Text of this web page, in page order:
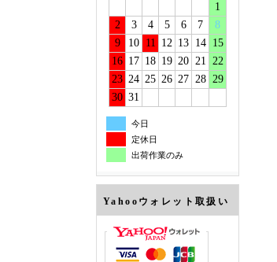
1
2
3 4 5 6 7
8
9
10 11 12 13 14
15
16 17 18 19 20 21 22
23 24 25 26 27 28 29
30 31
今日
定休日
出荷作業のみ
Yahooウォレット取扱い